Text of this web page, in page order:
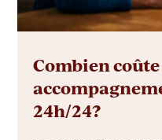
Combien
24h/24?